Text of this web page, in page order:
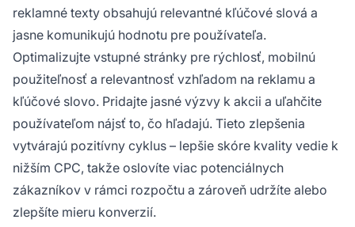
reklamné texty obsahujú relevantné kľúčové slová a
jasne komunikujú hodnotu pre používateľa.
Optimalizujte vstupné stránky pre rýchlosť, mobilnú
použiteľnosť a relevantnosť vzhľadom na reklamu a
kľúčové slovo. Pridajte jasné výzvy k akcii a uľahčite
používateľom nájsť to, čo hľadajú. Tieto zlepšenia
vytvárajú pozitívny cyklus – lepšie skóre kvality vedie k
nižším CPC, takže oslovíte viac potenciálnych
zákazníkov v rámci rozpočtu a zároveň udržíte alebo
zlepšíte mieru konverzií.